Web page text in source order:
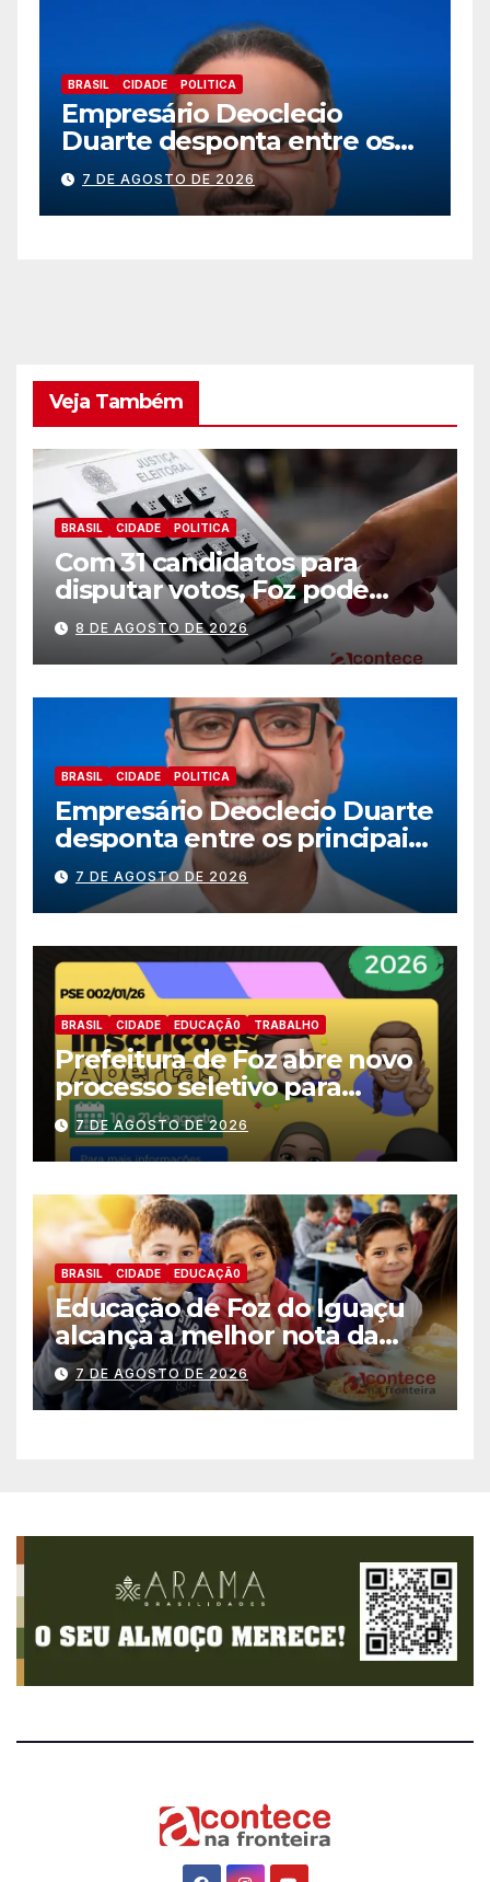
BRASIL CIDADE EDUCAÇÃ0 TRABALHO
Prefeitura de Foz abre novo
processo seletivo para
estagiários
7 DE AGOSTO DE 2026
Veja Também
BRASIL CIDADE POLITICA
Com 31 candidatos para
disputar votos, Foz pode
perder representatividade
8 DE AGOSTO DE 2026
BRASIL CIDADE POLITICA
Empresário Deoclecio Duarte
desponta entre os principais
nomes do União Brasil para
deputado estadual
7 DE AGOSTO DE 2026
BRASIL CIDADE EDUCAÇÃ0 TRABALHO
Prefeitura de Foz abre novo
processo seletivo para
estagiários
7 DE AGOSTO DE 2026
BRASIL CIDADE EDUCAÇÃ0
Educação de Foz do Iguaçu
alcança a melhor nota da
história no IDEB
7 DE AGOSTO DE 2026